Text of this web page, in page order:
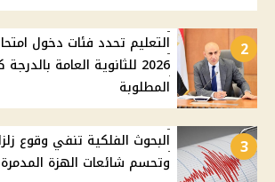
2
التعليم تحدد فئات دخول
2026 للثانوية العامة
المطلوبة
3
البحوث الفلكية تنفي وقوع
وتحسم شائعات الهزة المدمرة